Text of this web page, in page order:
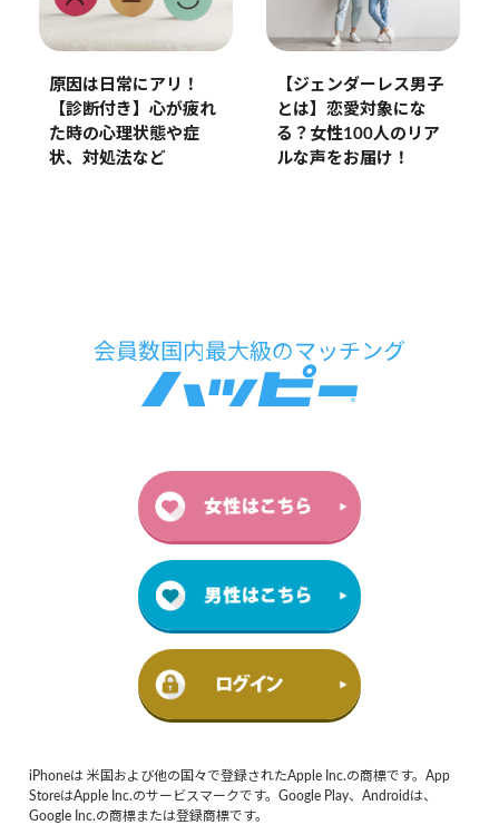
原因は日常にアリ！
【診断付き】心が疲れ
た時の心理状態や症
状、対処法など
【ジェンダーレス男子
とは】恋愛対象にな
る？女性100人のリア
ルな声をお届け！
iPhoneは 米国および他の国々で登録されたApple Inc.の商標です。App
StoreはApple Inc.のサービスマークです。Google Play、Androidは、
Google Inc.の商標または登録商標です。